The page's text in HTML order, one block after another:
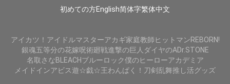
初めての方English简体字繁体中文
アイカツ！ アイドルマスターアカギ家庭教師ヒットマンREBORN!
銀魂五等分の花嫁呪術廻戦進撃の巨人 ダイヤのADr.STONE
名取さなBLEACHブルーロック僕のヒーローアカデミア
メイドインアビス遊☆戯☆王わんぱく！刀剣乱舞推し活グッズ